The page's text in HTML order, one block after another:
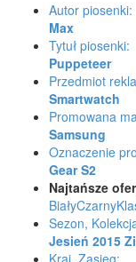
Autor piosenki:
Max
Tytuł piosenki:
Puppeteer
Przedmiot
Smartwatch
Promowana
Samsung
Oznaczenie
Gear S2
Najtańsze
BiałyCzarny
Sezon,
Jesień 2015
Kraj, Zasięg: